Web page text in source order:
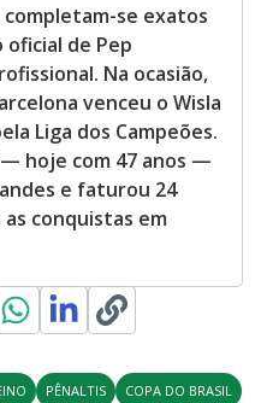
se exatos
de Pep
Na ocasião,
venceu o Wisla
Liga dos Campeões.
hoje com 47 anos —
e faturou 24
conquistas em
PÊNALTIS COPA DO BRASIL